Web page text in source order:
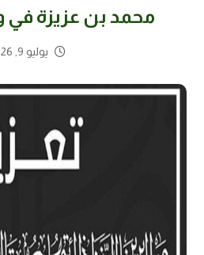
محمد بن عزيزة في
يوليو 9, 2026